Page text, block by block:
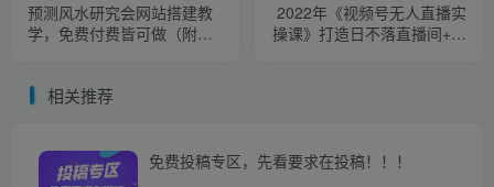
预测风水研究会网站搭建教
学，免费付费皆可做（附源
2022年《视频号无人直播实
操课》打造日不落直播间+纯
相关推荐
免费投稿专区，先看要求在投稿！！！